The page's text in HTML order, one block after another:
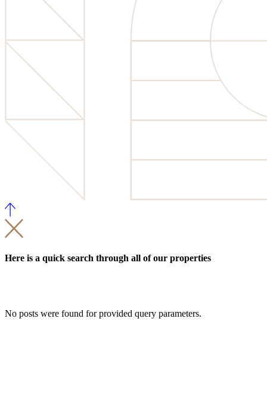
Here is a quick search through all of our properties
No posts were found for provided query parameters.